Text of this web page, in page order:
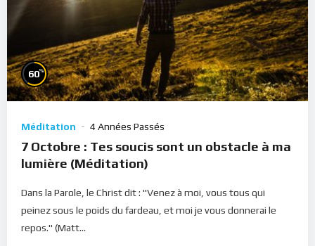
60%
Méditation 4 Années Passés
7 Octobre : Tes soucis sont un obstacle à ma
lumière (Méditation)
Dans la Parole, le Christ dit : "Venez à moi, vous tous qui
peinez sous le poids du fardeau, et moi je vous donnerai le
repos." (Matt...